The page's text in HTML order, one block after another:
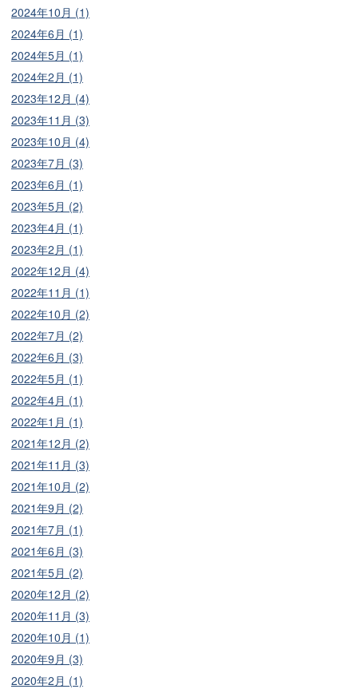
2024年10月 (1)
2024年6月 (1)
2024年5月 (1)
2024年2月 (1)
2023年12月 (4)
2023年11月 (3)
2023年10月 (4)
2023年7月 (3)
2023年6月 (1)
2023年5月 (2)
2023年4月 (1)
2023年2月 (1)
2022年12月 (4)
2022年11月 (1)
2022年10月 (2)
2022年7月 (2)
2022年6月 (3)
2022年5月 (1)
2022年4月 (1)
2022年1月 (1)
2021年12月 (2)
2021年11月 (3)
2021年10月 (2)
2021年9月 (2)
2021年7月 (1)
2021年6月 (3)
2021年5月 (2)
2020年12月 (2)
2020年11月 (3)
2020年10月 (1)
2020年9月 (3)
2020年2月 (1)